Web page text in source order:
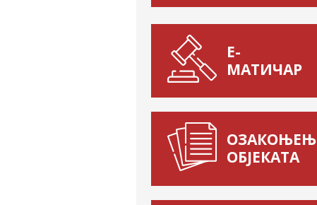
Е-
МАТИЧАР
ОБЈЕКАТА